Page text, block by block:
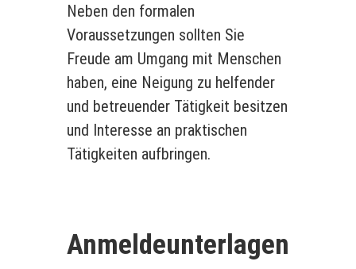
Neben den formalen
Voraussetzungen sollten Sie
Freude am Umgang mit Menschen
haben, eine Neigung zu helfender
und betreuender Tätigkeit besitzen
und Interesse an praktischen
Tätigkeiten aufbringen.
Anmeldeunterlagen